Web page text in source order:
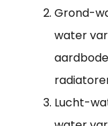
Grond-
water
Lucht-